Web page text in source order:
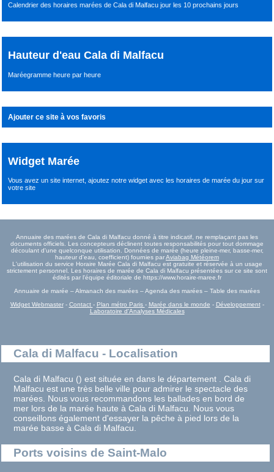
Calendrier des horaires marées de Cala di Malfacu jour les 10 prochains jours
Hauteur d'eau Cala di Malfacu
Maréegramme heure par heure
Ajouter ce site à vos favoris
Widget Marée
Vous avez un site internet,ajoutez notre widget avec les horaires de marée du joursur
votre site
Annuaire des marées de Cala di Malfacu donné à titre indicatif, ne remplaçant pas les
documents officiels. Les concepteurs déclinent toutes responsabilités pour tout dommage
découlant d'une quelconque utilisation. Données de marée (heure pleine-mer, basse-mer,
hauteur d'eau, coefficient) fournies parAviabag Météorem
L'utilisation du service Horaire Marée Cala di Malfacu est gratuite et réservée à un usage
strictement personnel. Les horaires de marée de Cala di Malfacu présentées sur ce site sont
édités par l'équipe éditoriale de https://www.horaire-maree.fr
Annuaire de marée – Almanach des marées – Agenda des marées – Table des marées
Widget Webmaster- Contact - Plan métro Paris - Marée dans le monde - Développement-
Laboratoire d'Analyses Médicales
Cala di Malfacu - Localisation
Cala di Malfacu () est située en dans le département . Cala di
Malfacu est une très belle ville pour admirer le spectacle des
marées. Nous vous recommandons les ballades en bord de
mer lors de la marée haute à Cala di Malfacu. Nous vous
conseillons également d'essayer la pêche à pied lors de la
marée basse à Cala di Malfacu.
Ports voisins de Saint-Malo